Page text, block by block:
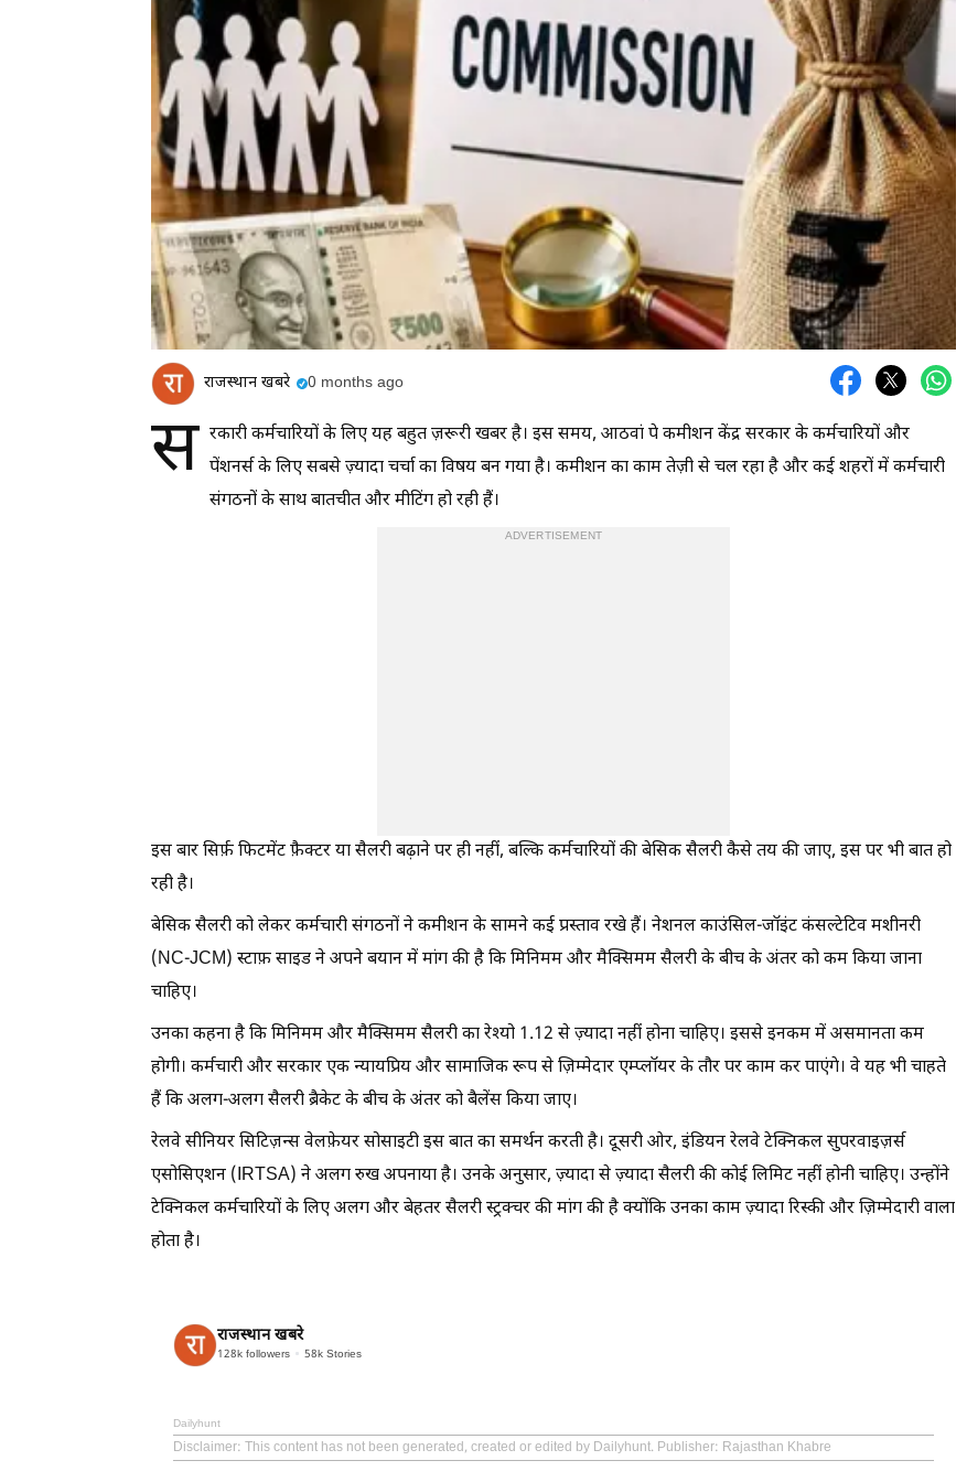
राजस्थान खबरे 0 months ago
स रकारी कर्मचारियों के लिए यह बहुत ज़रूरी खबर है। इस समय, आठवां पे कमीशन केंद्र सरकार के कर्मचारियों और
पेंशनर्स के लिए सबसे ज़्यादा चर्चा का विषय बन गया है। कमीशन का काम तेज़ी से चल रहा है और कई शहरों में कर्मचारी
संगठनों के साथ बातचीत और मीटिंग हो रही हैं।
ADVERTISEMENT
इस बार सिर्फ़ फिटमेंट फ़ैक्टर या सैलरी बढ़ाने पर ही नहीं, बल्कि कर्मचारियों की बेसिक सैलरी कैसे तय की जाए, इस पर भी बात हो
रही है।
बेसिक सैलरी को लेकर कर्मचारी संगठनों ने कमीशन के सामने कई प्रस्ताव रखे हैं। नेशनल काउंसिल-जॉइंट कंसल्टेटिव मशीनरी
(NC-JCM) स्टाफ़ साइड ने अपने बयान में मांग की है कि मिनिमम और मैक्सिमम सैलरी के बीच के अंतर को कम किया जाना
चाहिए।
उनका कहना है कि मिनिमम और मैक्सिमम सैलरी का रेश्यो 1.12 से ज़्यादा नहीं होना चाहिए। इससे इनकम में असमानता कम
होगी। कर्मचारी और सरकार एक न्यायप्रिय और सामाजिक रूप से ज़िम्मेदार एम्प्लॉयर के तौर पर काम कर पाएंगे। वे यह भी चाहते
हैं कि अलग-अलग सैलरी ब्रैकेट के बीच के अंतर को बैलेंस किया जाए।
रेलवे सीनियर सिटिज़न्स वेलफ़ेयर सोसाइटी इस बात का समर्थन करती है। दूसरी ओर, इंडियन रेलवे टेक्निकल सुपरवाइज़र्स
एसोसिएशन (IRTSA) ने अलग रुख अपनाया है। उनके अनुसार, ज़्यादा से ज़्यादा सैलरी की कोई लिमिट नहीं होनी चाहिए। उन्होंने
टेक्निकल कर्मचारियों के लिए अलग और बेहतर सैलरी स्ट्रक्चर की मांग की है क्योंकि उनका काम ज़्यादा रिस्की और ज़िम्मेदारी वाला
होता है।
राजस्थान खबरे
128k followers 58k Stories
Dailyhunt
Disclaimer: This content has not been generated, created or edited by Dailyhunt. Publisher: Rajasthan Khabre